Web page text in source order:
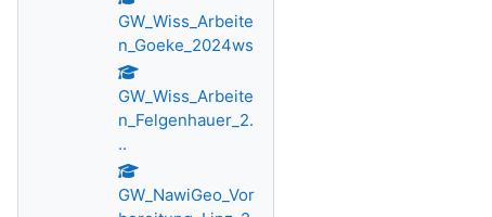
GW_Wiss_Arbeite
n_Goeke_2024ws
GW_Wiss_Arbeite
n_Felgenhauer_2.
..
GW_NawiGeo_Vor